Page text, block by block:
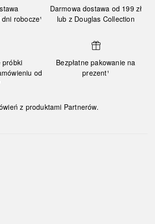
robocze¹
Darmowa dostawa od 199 zł
lub z Douglas Collection
próbki
od
Bezpłatne pakowanie na
prezent¹
z produktami Partnerów.